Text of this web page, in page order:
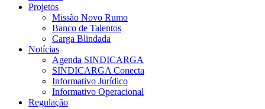
Projetos
Missão Novo Rumo
Banco de Talentos
Carga Blindada
Notícias
Agenda SINDICARGA
SINDICARGA Conecta
Informativo Jurídico
Informativo Operacional
Regulação